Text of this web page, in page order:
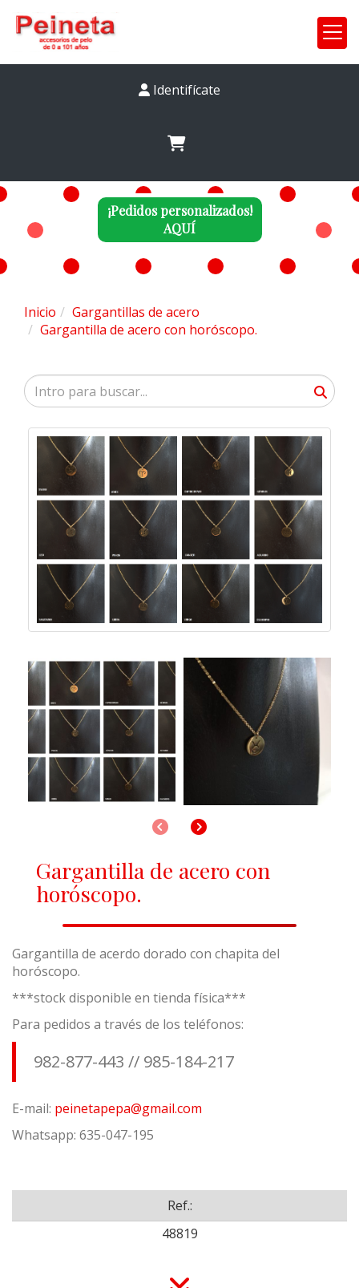
Identifícate
¡Pedidos personalizados!
AQUÍ
Inicio
Gargantillas de acero
Gargantilla de acero con horóscopo.
AnteriorSiguiente
Gargantilla de acero con
horóscopo.
Gargantilla de acerdo dorado con chapita del
horóscopo.
***stock disponible en tienda física***
Para pedidos a través de los teléfonos:
982-877-443 // 985-184-217
E-mail: peinetapepa
gmail.com
Whatsapp: 635-047-195
Ref.:
48819